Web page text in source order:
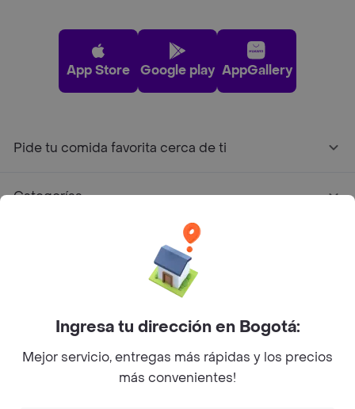
App Store Google play AppGallery
Pide tu comida favorita cerca de ti
Categorías
Rappi Inc. All rights reserved.
Ingresa tu dirección en Bogotá:
Mejor servicio, entregas más rápidas y los precios
más convenientes!